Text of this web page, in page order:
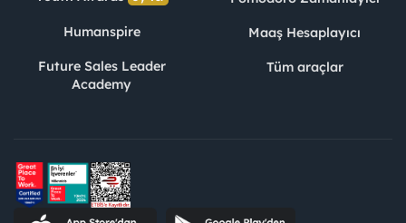
Humanspire
Future Sales Leader
Academy
Maaş Hesaplayıcı
Tüm araçlar